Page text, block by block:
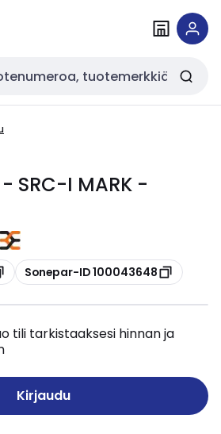
- SRC-I MARK -
Kopioi
Sonepar-ID 100043648
tili tarkistaaksesi hinnan ja
Kirjaudu